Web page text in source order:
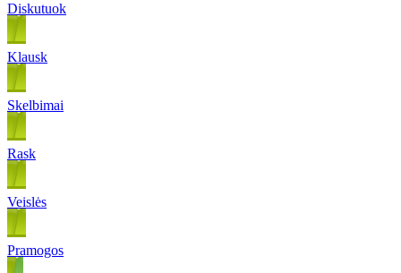
Diskutuok
Klausk
Skelbimai
Rask
Veislės
Pramogos